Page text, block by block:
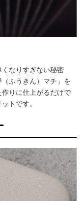
なりすぎない秘密
ふうきん）マチ」を
りに仕上がるだけで
トです。